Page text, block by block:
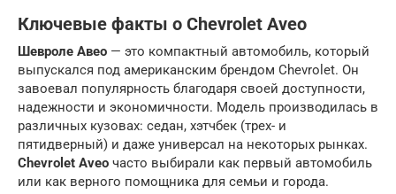
Ключевые факты о Chevrolet Aveo
Шевроле Авео — это компактный автомобиль, который
выпускался под американским брендом Chevrolet. Он
завоевал популярность благодаря своей доступности,
надежности и экономичности. Модель производилась в
различных кузовах: седан, хэтчбек (трех- и
пятидверный) и даже универсал на некоторых рынках.
Chevrolet Aveo часто выбирали как первый автомобиль
или как верного помощника для семьи и города.